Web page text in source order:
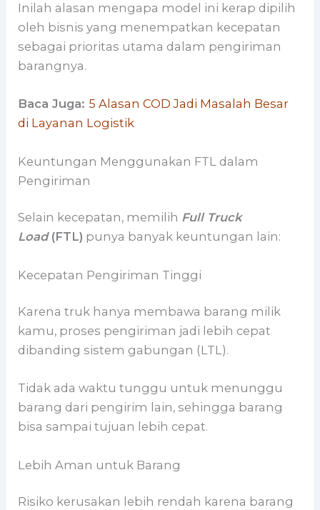
Inilah alasan mengapa model ini kerap dipilih
oleh bisnis yang menempatkan kecepatan
sebagai prioritas utama dalam pengiriman
barangnya.
Baca Juga:5 Alasan COD Jadi Masalah Besar
di Layanan Logistik
Keuntungan Menggunakan FTL dalam
Pengiriman
Selain kecepatan, memilih Full Truck
Load(FTL) punya banyak keuntungan lain:
Kecepatan Pengiriman Tinggi
Karena truk hanya membawa barang milik
kamu, proses pengiriman jadi lebih cepat
dibanding sistem gabungan (LTL).
Tidak ada waktu tunggu untuk menunggu
barang dari pengirim lain, sehingga barang
bisa sampai tujuan lebih cepat.
Lebih Aman untuk Barang
Risiko kerusakan lebih rendah karena barang